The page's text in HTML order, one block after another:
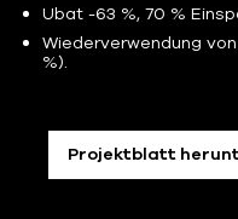
Ubat -63 %, 70 %
Wiederverwendung
%).
Projektblatt